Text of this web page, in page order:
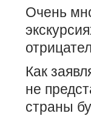
Очень
Как
не
страны